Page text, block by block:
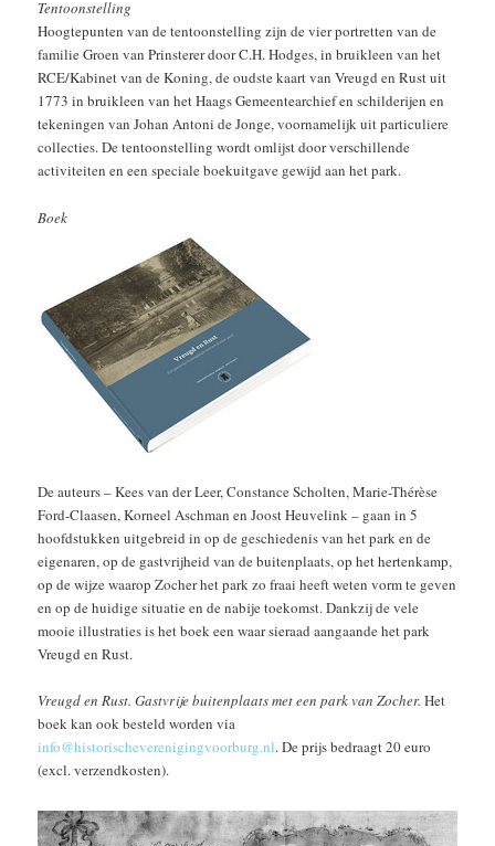
Tentoonstelling
Hoogtepunten van de tentoonstelling zijn de vier portretten van de
familie Groen van Prinsterer door C.H. Hodges, in bruikleen van het
RCE/Kabinet van de Koning, de oudste kaart van Vreugd en Rust uit
1773 in bruikleen van het Haags Gemeentearchief en schilderijen en
tekeningen van Johan Antoni de Jonge, voornamelijk uit particuliere
collecties. De tentoonstelling wordt omlijst door verschillende
activiteiten en een speciale boekuitgave gewijd aan het park.
Boek
De auteurs – Kees van der Leer, Constance Scholten, Marie-Thérèse
Ford-Claasen, Korneel Aschman en Joost Heuvelink – gaan in 5
hoofdstukken uitgebreid in op de geschiedenis van het park en de
eigenaren, op de gastvrijheid van de buitenplaats, op het hertenkamp,
op de wijze waarop Zocher het park zo fraai heeft weten vorm te geven
en op de huidige situatie en de nabije toekomst. Dankzij de vele
mooie illustraties is het boek een waar sieraad aangaande het park
Vreugd en Rust.
Vreugd en Rust. Gastvrije buitenplaats met een park van Zocher. Het
boek kan ook besteld worden via
info@historischeverenigingvoorburg.nl. De prijs bedraagt 20 euro
(excl. verzendkosten).